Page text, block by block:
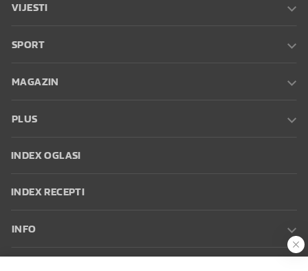
VIJESTI
SPORT
MAGAZIN
PLUS
INDEX OGLASI
INDEX RECEPTI
INFO